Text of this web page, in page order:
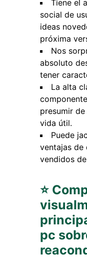
Tiene el
social de
ideas
próxima
Nos
absoluto
tener
La alta
presumir
vida útil.
Puede
ventajas de
vendidos
⭐
pc